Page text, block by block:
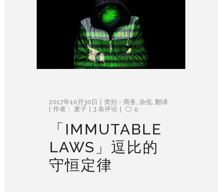
2017年10月30日 类别： 商务 杂侃 翻译
作者： 麦子 3 条评论 0
「IMMUTABLE
LAWS」逗比的
守恒定律